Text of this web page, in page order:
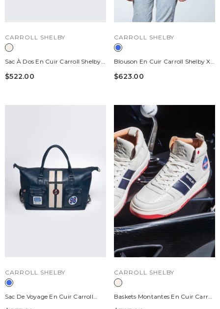
DISTRIBUTEUR :
CARROLL SHELBY
Sac À Dos En Cuir Carroll Shelby
GT40 Backpack Ecru
$522.00
DISTRIBUTEUR :
CARROLL SHELBY
Blouson En Cuir Carroll Shelby X
Le Mans Modèle "Cobra Women"
$623.00
DISTRIBUTEUR :
CARROLL SHELBY
Sac De Voyage En Cuir Carroll
Shelby GT350 48h Bleu Royal
DISTRIBUTEUR :
CARROLL SHELBY
Baskets Montantes En Cuir Carroll
Shelby Cobra Écru Homme